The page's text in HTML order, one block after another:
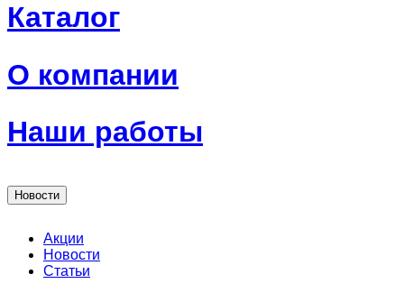
Каталог
О компании
Наши работы
Новости
Акции
Новости
Статьи